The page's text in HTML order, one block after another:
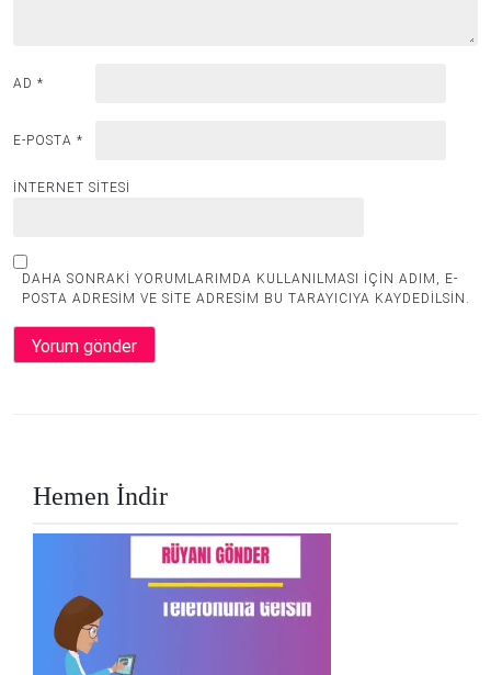
AD *
E-POSTA *
İNTERNET SITESI
DAHA SONRAKI YORUMLARIMDA KULLANILMASI IÇIN ADIM, E-
POSTA ADRESIM VE SITE ADRESIM BU TARAYICIYA KAYDEDILSIN.
Hemen İndir